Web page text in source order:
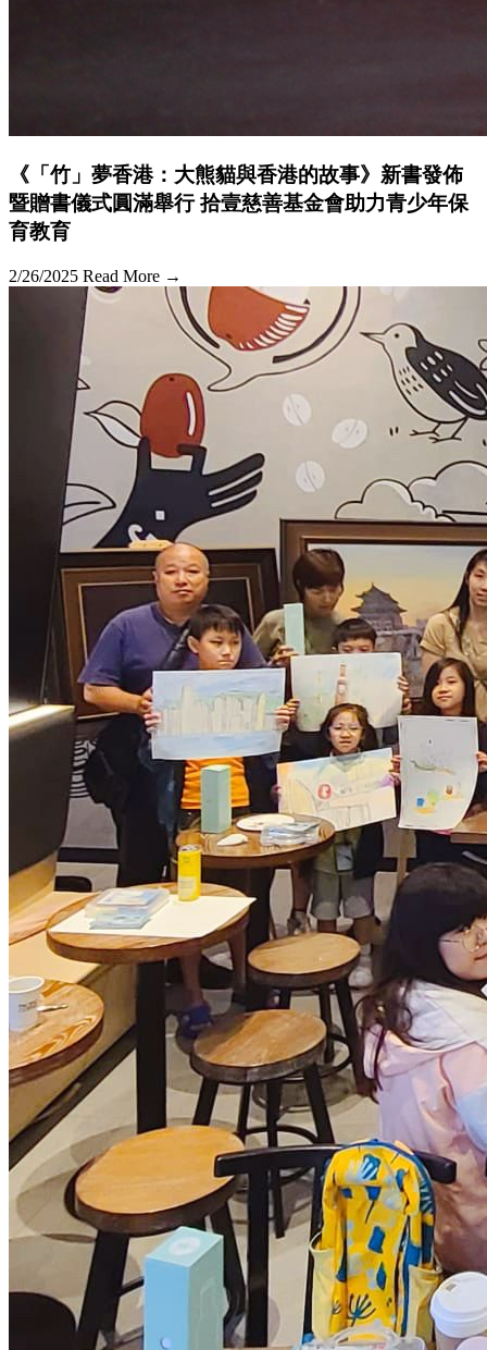
《「竹」夢香港：大熊貓與香港的故事》新書發佈
暨贈書儀式圓滿舉行 拾壹慈善基金會助力青少年保
育教育
2/26/2025 Read More →